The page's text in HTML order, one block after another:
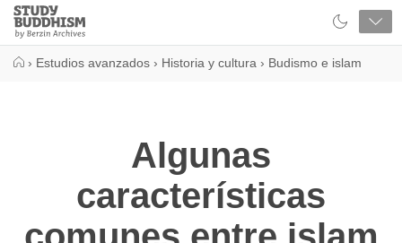
Close
Study
Buddhism
› Estudios avanzados › Historia y cultura › Budismo e islam
Algunas
características